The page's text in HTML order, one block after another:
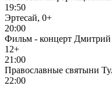
19:50
Эртесай, 0+
20:00
Фильм - концерт
12+
21:00
Православные святыни
22:00